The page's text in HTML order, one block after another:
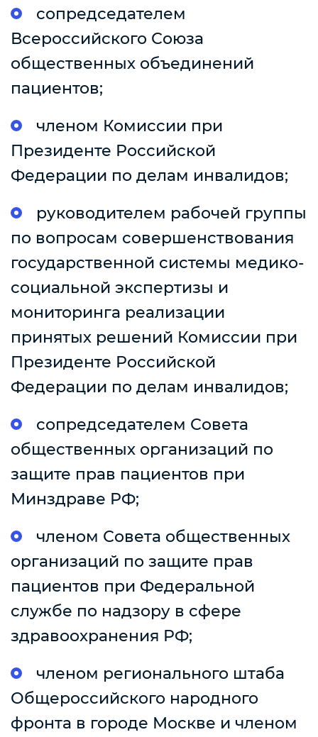
сопредседателем
Всероссийского Союза
общественных объединений
пациентов;
членом Комиссии при
Президенте Российской
Федерации по делам инвалидов;
руководителем рабочей группы
по вопросам совершенствования
государственной системы медико-
социальной экспертизы и
мониторинга реализации
принятых решений Комиссии при
Президенте Российской
Федерации по делам инвалидов;
сопредседателем Совета
общественных организаций по
защите прав пациентов при
Минздраве РФ;
членом Совета общественных
организаций по защите прав
пациентов при Федеральной
службе по надзору в сфере
здравоохранения РФ;
членом регионального штаба
Общероссийского народного
фронта в городе Москве и членом